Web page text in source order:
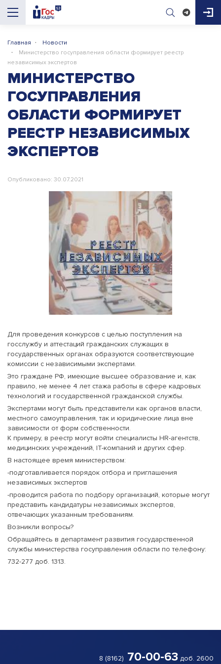
Главная · Новости
·
Министерство госуправления области формирует реестр
независимых экспертов
МИНИСТЕРСТВО
ГОСУПРАВЛЕНИЯ
ОБЛАСТИ ФОРМИРУЕТ
РЕЕСТР НЕЗАВИСИМЫХ
ЭКСПЕРТОВ
Опубликовано: 30.07.2021
Для проведения конкурсов с целью поступления на
госслужбу и аттестаций гражданских служащих в
государственных органах образуются соответствующие
комиссии с независимыми экспертами.
Это граждане РФ, имеющие высшее образование и, как
правило, не менее 4 лет стажа работы в сфере кадровых
технологий и государственной гражданской службы.
Экспертами могут быть представители как органов власти,
местного самоуправления, так и юридические лица вне
зависимости от форм собственности.
К примеру, в реестр могут войти специалисты HR-агентств,
медицинских учреждений, IT-компаний и других сфер.
В настоящее время министерством:
-подготавливается порядок отбора и приглашения
независимых экспертов
-проводится работа по подбору организаций, которые могут
представить кандидатуры независимых экспертов,
отвечающих указанным требованиям.
Возникли вопросы?
Обращайтесь в департамент развития государственной
службы министерства госуправления области по телефону:
732-277 доб. 1313.
8 (8162) 70-00-63 доб. 2600
AI-помощник
ГосКадры53. Могу подсказать про
вакансии, конкурсы, документы для приёма
на работу и обучение. Чем помочь?